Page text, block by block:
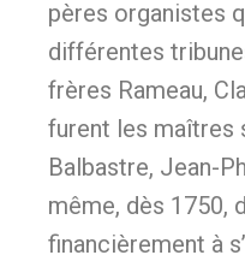
pères organistes
différentes
frères Rameau,
furent les maîtres
Balbastre, Jean-
même, dès 1750,
financièrement à